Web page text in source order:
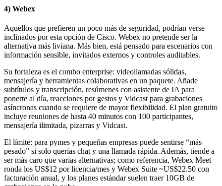
4) Webex
Aquellos que prefieren un poco más de seguridad, podrían verse
inclinados por esta opción de Cisco. Webex no pretende ser la
alternativa más liviana. Más bien, está pensado para escenarios con
información sensible, invitados externos y controles auditables.
Su fortaleza es el combo enterprise: videollamadas sólidas,
mensajería y herramientas colaborativas en un paquete. Añade
subtítulos y transcripción, resúmenes con asistente de IA para
ponerte al día, reacciones por gestos y Vidcast para grabaciones
asíncronas cuando se requiere de mayor flexibilidad. El plan gratuito
incluye reuniones de hasta 40 minutos con 100 participantes,
mensajería ilimitada, pizarras y Vidcast.
El límite: para pymes y pequeñas empresas puede sentirse “más
pesado” si solo querías chat y una llamada rápida. Además, tiende a
ser más caro que varias alternativas; como referencia, Webex Meet
ronda los US$12 por licencia/mes y Webex Suite ~US$22.50 con
facturación anual, y los planes estándar suelen traer 10GB de